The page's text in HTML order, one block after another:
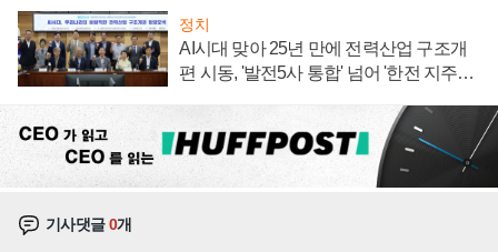
정치
AI시대 맞아 25년 만에 전력산업 구조개
편 시동, '발전5사 통합' 넘어 '한전 지주사'
기사댓글0개